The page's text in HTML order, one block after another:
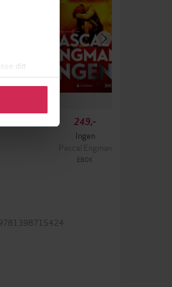
ditt
samtykke.
249,-
Ingen
Pascal Engman
EBOK